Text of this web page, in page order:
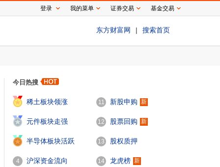
东方财富网 | 搜索首页
今日热搜
稀土板块领涨
2
元件板块走强
3
半导体板块活跃
4 沪深资金流向
11 新股申购 新
12 股票回购 新
13 股权质押
14 龙虎榜 新
登录 我的菜单 证券交易 基金交易